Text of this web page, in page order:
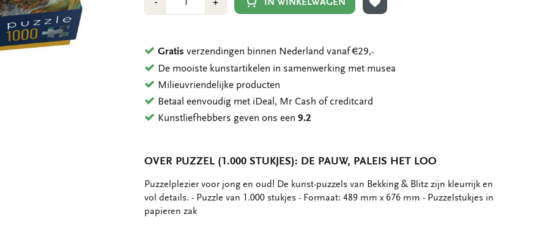
1
1
TOEVOEGEN AAN VERLANGLIJST
Gratis verzendingen binnen Nederland vanaf €29,-
De mooiste kunstartikelen in samenwerking met musea
Milieuvriendelijke producten
Betaal eenvoudig met iDeal, Mr Cash of creditcard
Kunstliefhebbers geven ons een9.2
OVER PUZZEL (1.000 STUKJES): DE PAUW, PALEIS HET LOO
OMSCHRIJVING
Puzzelplezier voor jong en oud! De kunst-puzzels van Bekking & Blitz zijn kleurrijk en
vol details. - Puzzle van 1.000 stukjes - Formaat: 489 mm x 676 mm - Puzzelstukjes in
papieren zak